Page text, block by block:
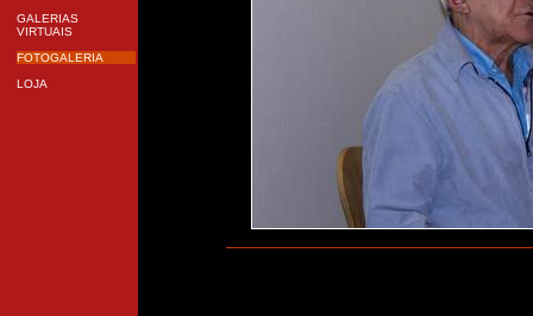
GALERIAS
VIRTUAIS
FOTOGALERIA
LOJA